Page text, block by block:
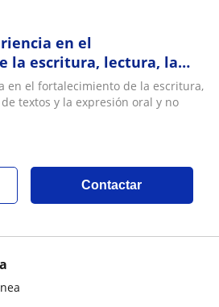
en el
la escritura, lectura, la
y la expresión oral y
en el fortalecimiento de la escritura,
textos y la expresión oral y no
Contactar